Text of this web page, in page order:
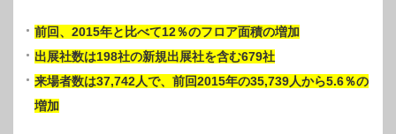
前回、2015年と比べて12％のフロア面積の増加
出展社数は198社の新規出展社を含む679社
来場者数は37,742人で、前回2015年の35,739人から5.6％の
増加